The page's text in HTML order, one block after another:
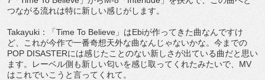
つながる流れは特に新しい感じがします。
Takayuki：「Time To Believe」はEbiが作ってきた曲なんですけ
ど、これが今作で一番奇想天外な曲なんじゃないかな。今までの
POP DISASTERには感じたことのない新しさが出ている曲だと思い
ます。レーベル側も新しい匂いを感じ取ってくれたみたいで、MV
はこれでいこうと言ってくれて。